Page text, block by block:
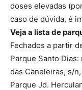
doses elevadas
caso de dúvida, é
Veja a lista de
Fechados a partir
Parque Santo Dias:
das Caneleiras, s/
Parque Jd.